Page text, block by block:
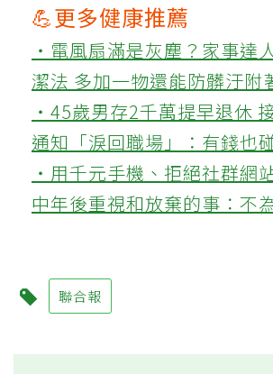
💪更多健康推薦
‧電風扇滿是灰塵？家事達
潔法 多加一物還能防髒汙附
‧45歲男存2千萬提早退休
通知「淚回職場」：有錢也
‧用千元手機、拒絕社群網
中年後重視和放棄的事：不
聯合報